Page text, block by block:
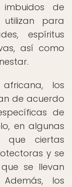
de
para
espíritus
así como
los
de acuerdo
de
en algunas
que ciertas
y se
se llevan
los